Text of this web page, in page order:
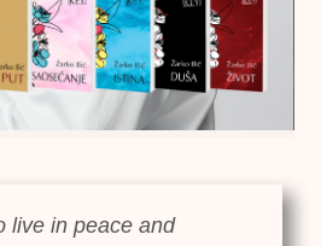
live in peace and